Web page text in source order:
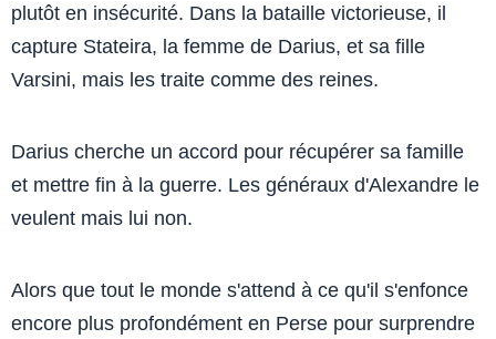
plutôt en insécurité. Dans la bataille victorieuse, il
capture Stateira, la femme de Darius, et sa fille
Varsini, mais les traite comme des reines.
Darius cherche un accord pour récupérer sa famille
et mettre fin à la guerre. Les généraux d'Alexandre le
veulent mais lui non.
Alors que tout le monde s'attend à ce qu'il s'enfonce
encore plus profondément en Perse pour surprendre